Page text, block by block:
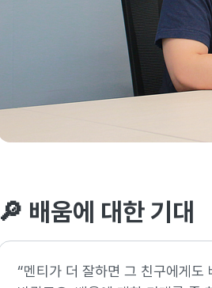
🔎 배움에 대한 기대
“멘티가 더 잘하면 그 친구에게도